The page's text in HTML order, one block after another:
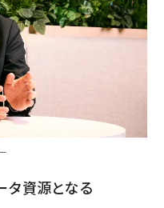
タ資源となる